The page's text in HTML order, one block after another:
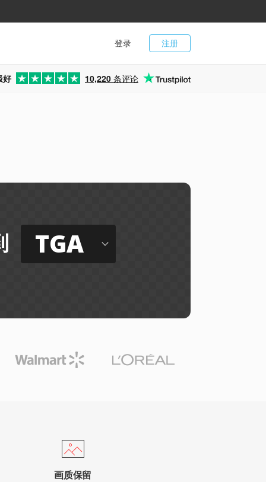
注册
登录
好 10,220 条评论
TGA
画质保留